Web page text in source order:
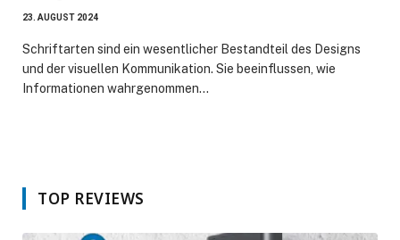
23. AUGUST 2024
Schriftarten sind ein wesentlicher Bestandteil des Designs
und der visuellen Kommunikation. Sie beeinflussen, wie
Informationen wahrgenommen…
TOP REVIEWS